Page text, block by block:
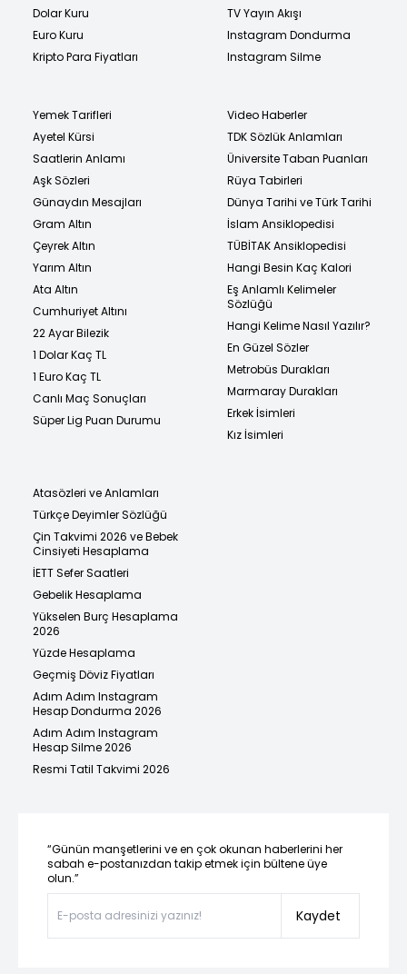
Dolar Kuru
Euro Kuru
Kripto Para Fiyatları
TV Yayın Akışı
Instagram Dondurma
Instagram Silme
Yemek Tarifleri
Ayetel Kürsi
Saatlerin Anlamı
Aşk Sözleri
Günaydın Mesajları
Gram Altın
Çeyrek Altın
Yarım Altın
Ata Altın
Cumhuriyet Altını
22 Ayar Bilezik
1 Dolar Kaç TL
1 Euro Kaç TL
Canlı Maç Sonuçları
Süper Lig Puan Durumu
Video Haberler
TDK Sözlük Anlamları
Üniversite Taban Puanları
Rüya Tabirleri
Dünya Tarihi ve Türk Tarihi
İslam Ansiklopedisi
TÜBİTAK Ansiklopedisi
Hangi Besin Kaç Kalori
Eş Anlamlı Kelimeler
Sözlüğü
Hangi Kelime Nasıl Yazılır?
En Güzel Sözler
Metrobüs Durakları
Marmaray Durakları
Erkek İsimleri
Kız İsimleri
Atasözleri ve Anlamları
Türkçe Deyimler Sözlüğü
Çin Takvimi 2026 ve Bebek
Cinsiyeti Hesaplama
İETT Sefer Saatleri
Gebelik Hesaplama
Yükselen Burç Hesaplama
2026
Yüzde Hesaplama
Geçmiş Döviz Fiyatları
Adım Adım Instagram
Hesap Dondurma 2026
Adım Adım Instagram
Hesap Silme 2026
Resmi Tatil Takvimi 2026
“Günün manşetlerini ve en çok okunan haberlerini her
sabah e-postanızdan takip etmek için bültene üye
olun.”
Kaydet